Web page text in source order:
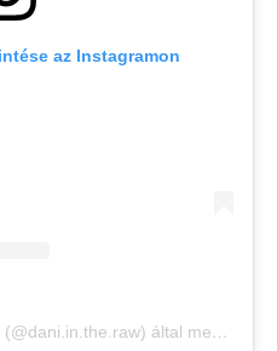
az Instagramon
Dani | German Health Coach (@dani.in.the.raw) által megosztott bejegyzés